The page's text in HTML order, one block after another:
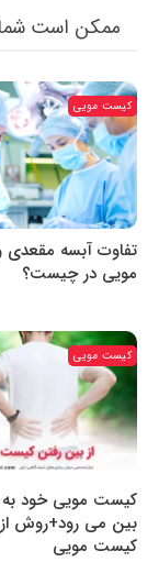
ممکن است
کیست مویی
تفاوت آبسه
مویی در چیست؟
کیست مویی
کیست مویی خود به
بین می رود+روش
کیست مویی